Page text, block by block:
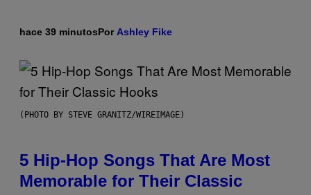
hace 39 minutosPorAshley Fike
(PHOTO BY STEVE GRANITZ/WIREIMAGE)
5 Hip-Hop Songs That Are Most
Memorable for Their Classic